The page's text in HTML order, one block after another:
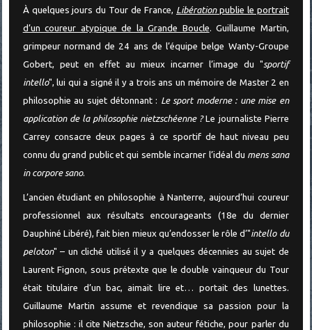
À quelques jours du Tour de France, Libérationpublie le portrait
d’un coureur atypique de la Grande Boucle. Guillaume Martin,
grimpeur normand de 24 ans de l’équipe belge Wanty-Groupe
Gobert, peut en effet au mieux incarner l’image du "sportif
intello", lui qui a signé il y a trois ans un mémoire de Master 2 en
philosophie au sujet détonnant : Le sport moderne : une mise en
application de la philosophie nietzschéenne ?Le journaliste Pierre
Carrey consacre deux pages à ce sportif de haut niveau peu
connu du grand public et qui semble incarner l’idéal du mens sana
in corpore sano.
L’ancien étudiant en philosophie à Nanterre, aujourd’hui coureur
professionnel aux résultats encourageants (18e du dernier
Dauphiné Libéré), fait bien mieux qu’endosser le rôle d’"intello du
peloton" – un cliché utilisé il y a quelques décennies au sujet de
Laurent Fignon, sous prétexte que le double vainqueur du Tour
était titulaire d’un bac, aimait lire et… portait des lunettes.
Guillaume Martin assume et revendique sa passion pour la
philosophie : il cite Nietzsche, son auteur fétiche, pour parler du